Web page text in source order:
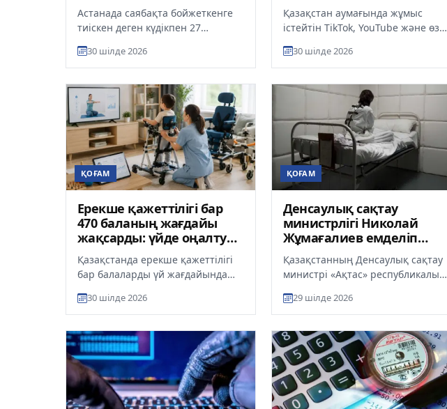
Астанада саябақта бойжеткенге
тиіскен деген күдікпен 27
уақытта ол уақытша ұстау и...
30 шілде 2026
Қазақстан аумағында жұмыс
істейтін TikTok, YouTube және өзге
ұлттық заңнама талаптарын,
оны...
30 шілде 2026
ҚОҒАМ
Ерекше қажеттілігі бар
470 баланың жағдайы
жақсарды: үйде оңалту
жобасы оң нәтиже берді
Қазақстанда ерекше қажеттілігі
бар балаларды үй жағдайында
жоба өз тиімділігін көрсет...
30 шілде 2026
ҚОҒАМ
Денсаулық сақтау
министрлігі Николай
Жұмағалиев емделіп
жатқан ауруханаға
тексеру жүргізеді
Қазақстанның Денсаулық сақтау
министрі «Ақтас» республикалық
психиатриялық ауруханасына
кешенді те...
29 шілде 2026